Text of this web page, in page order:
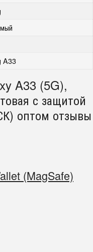
A33
A33 (5G),
с защитой
оптом отзывы
(MagSafe)